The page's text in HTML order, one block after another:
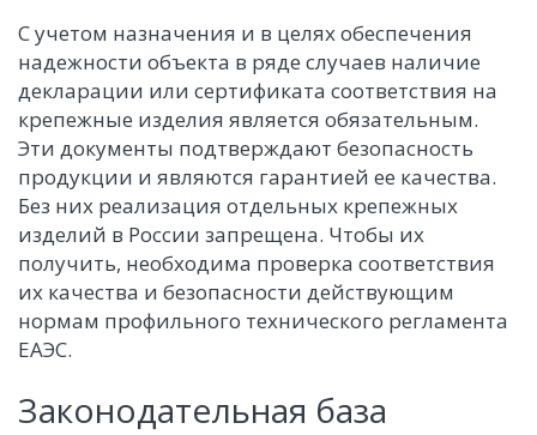
С учетом назначения и в целях обеспечения
надежности объекта в ряде случаев наличие
декларации или сертификата соответствия на
крепежные изделия является обязательным.
Эти документы подтверждают безопасность
продукции и являются гарантией ее качества.
Без них реализация отдельных крепежных
изделий в России запрещена. Чтобы их
получить, необходима проверка соответствия
их качества и безопасности действующим
нормам профильного технического регламента
ЕАЭС.
Законодательная база